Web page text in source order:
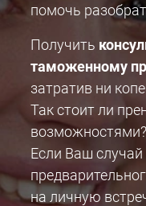
помочь
Получить
таможенному
затратив ни
Так стоит ли
возможностями?
Если Ваш
на личную